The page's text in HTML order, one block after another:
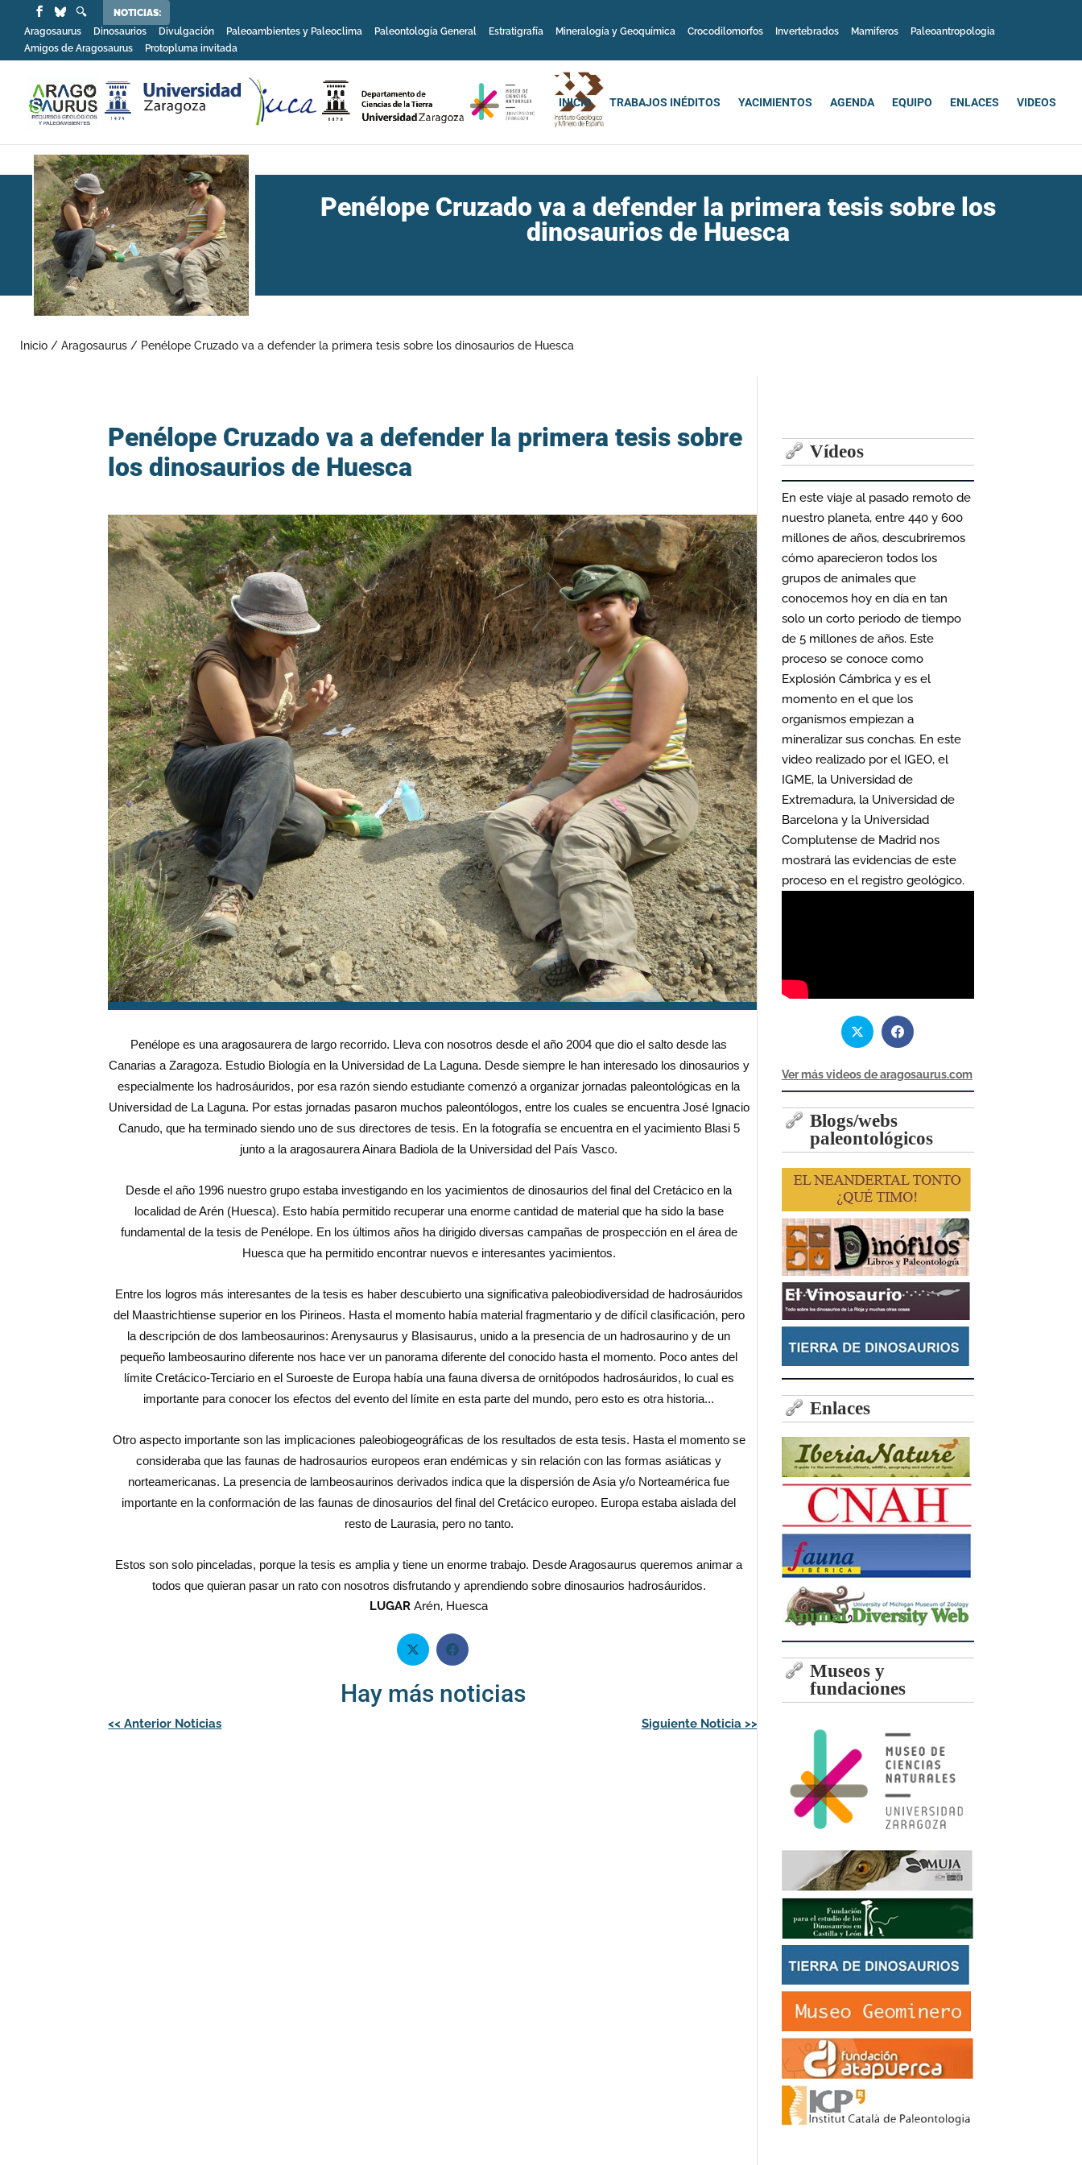
NOTICIAS:
Aragosaurus
Dinosaurios Divulgación Paleoambientes y Paleoclima Paleontología General Estratigrafía Mineralogía y Geoquímica Crocodilomorfos Invertebrados Mamiferos
Paleoantropologia
Amigos de Aragosaurus
Protopluma invitada
INICIO TRABAJOS INÉDITOS YACIMIENTOS AGENDA EQUIPO ENLACES VIDEOS
Penélope Cruzado va a defender la primera tesis sobre los
dinosaurios de Huesca
Inicio / Aragosaurus / Penélope Cruzado va a defender la primera tesis sobre los dinosaurios de Huesca
Penélope Cruzado va a defender la primera tesis sobre
los dinosaurios de Huesca
Penélope es una aragosaurera de largo recorrido. Lleva con nosotros desde el año 2004 que dio el salto desde las
Canarias a Zaragoza. Estudio Biología en la Universidad de La Laguna. Desde siempre le han interesado los dinosaurios y
especialmente los hadrosáuridos, por esa razón siendo estudiante comenzó a organizar jornadas paleontológicas en la
Universidad de La Laguna. Por estas jornadas pasaron muchos paleontólogos, entre los cuales se encuentra José Ignacio
Canudo, que ha terminado siendo uno de sus directores de tesis. En la fotografía se encuentra en el yacimiento Blasi 5
junto a la aragosaurera Ainara Badiola de la Universidad del País Vasco.
Desde el año 1996 nuestro grupo estaba investigando en los yacimientos de dinosaurios del final del Cretácico en la
localidad de Arén (Huesca). Esto había permitido recuperar una enorme cantidad de material que ha sido la base
fundamental de la tesis de Penélope. En los últimos años ha dirigido diversas campañas de prospección en el área de
Huesca que ha permitido encontrar nuevos e interesantes yacimientos.
Entre los logros más interesantes de la tesis es haber descubierto una significativa paleobiodiversidad de hadrosáuridos
del Maastrichtiense superior en los Pirineos. Hasta el momento había material fragmentario y de difícil clasificación, pero
la descripción de dos lambeosaurinos: Arenysaurus y Blasisaurus, unido a la presencia de un hadrosaurino y de un
pequeño lambeosaurino diferente nos hace ver un panorama diferente del conocido hasta el momento. Poco antes del
límite Cretácico-Terciario en el Suroeste de Europa había una fauna diversa de ornitópodos hadrosáuridos, lo cual es
importante para conocer los efectos del evento del límite en esta parte del mundo, pero esto es otra historia...
Otro aspecto importante son las implicaciones paleobiogeográficas de los resultados de esta tesis. Hasta el momento se
consideraba que las faunas de hadrosaurios europeos eran endémicas y sin relación con las formas asiáticas y
norteamericanas. La presencia de lambeosaurinos derivados indica que la dispersión de Asia y/o Norteamérica fue
importante en la conformación de las faunas de dinosaurios del final del Cretácico europeo. Europa estaba aislada del
resto de Laurasia, pero no tanto.
Estos son solo pinceladas, porque la tesis es amplia y tiene un enorme trabajo. Desde Aragosaurus queremos animar a
todos que quieran pasar un rato con nosotros disfrutando y aprendiendo sobre dinosaurios hadrosáuridos.
LUGAR Arén, Huesca
Hay más noticias
Navegación
<<Anterior Noticias Siguiente Noticia >>
Vídeos
En este viaje al pasado remoto de
nuestro planeta, entre 440 y 600
millones de años, descubriremos
cómo aparecieron todos los
grupos de animales que
conocemos hoy en día en tan
solo un corto periodo de tiempo
de 5 millones de años. Este
proceso se conoce como
Explosión Cámbrica y es el
momento en el que los
organismos empiezan a
mineralizar sus conchas. En este
video realizado por el IGEO, el
IGME, la Universidad de
Extremadura, la Universidad de
Barcelona y la Universidad
Complutense de Madrid nos
mostrará las evidencias de este
proceso en el registro geológico.
Ver más videos de aragosaurus.com
Blogs/webs
paleontológicos
Enlaces
Museos y
fundaciones